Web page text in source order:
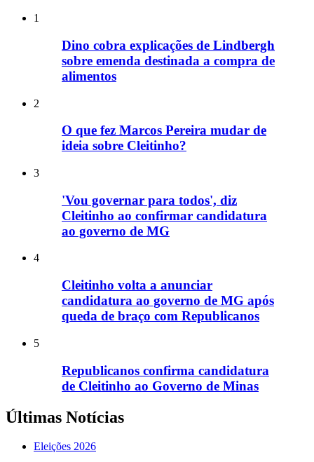
1
Dino cobra explicações de Lindbergh
sobre emenda destinada a compra de
alimentos
2
O que fez Marcos Pereira mudar de
ideia sobre Cleitinho?
3
'Vou governar para todos', diz
Cleitinho ao confirmar candidatura
ao governo de MG
4
Cleitinho volta a anunciar
candidatura ao governo de MG após
queda de braço com Republicanos
5
Republicanos confirma candidatura
de Cleitinho ao Governo de Minas
Últimas Notícias
Eleições 2026